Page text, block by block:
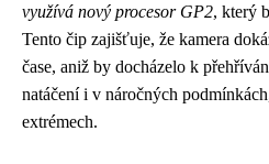
využívá nový procesor GP2, který
Tento čip zajišťuje, že kamera
čase, aniž by docházelo k
natáčení i v náročných
extrémech.